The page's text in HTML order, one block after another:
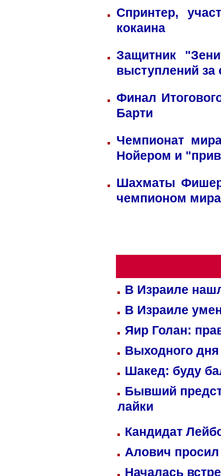
Спринтер,
кокаина
Защитник
выступлений
Финал
Барти
Чемпионат
Нойером и
Шахматы
чемпионом мира
В Израиле
В Израиле
Яир Голан:
Выходного
Шакед: буду
Бывший
лайки
Кандидат
Алович просил
Началась